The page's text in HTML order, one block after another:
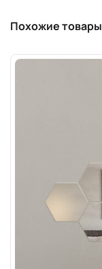
Похожие товары